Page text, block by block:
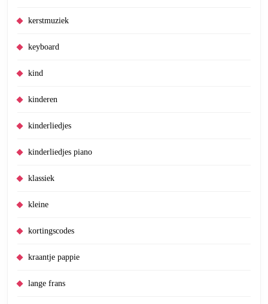
kerstmuziek
keyboard
kind
kinderen
kinderliedjes
kinderliedjes piano
klassiek
kleine
kortingscodes
kraantje pappie
lange frans